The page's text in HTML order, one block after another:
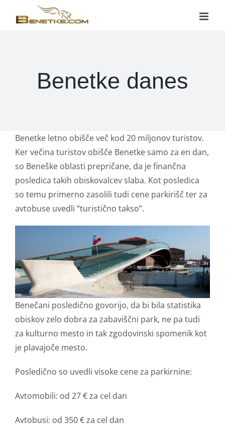
Benetke danes
Benetke letno obišče več kod 20 miljonov turistov.
Ker večina turistov obišče Benetke samo za en dan,
so Beneške oblasti prepričane, da je finančna
posledica takih obiskovalcev slaba. Kot posledica
so temu primerno zasolili tudi cene parkirišč ter za
avtobuse uvedli “turistično takso”.
Benečani posledično govorijo, da bi bila statistika
obiskov zelo dobra za zabaviščni park, ne pa tudi
za kulturno mesto in tak zgodovinski spomenik kot
je plavajoče mesto.
Posledično so uvedli visoke cene za parkirnine:
Avtomobili: od 27 € za cel dan
Avtobusi: od 350 € za cel dan